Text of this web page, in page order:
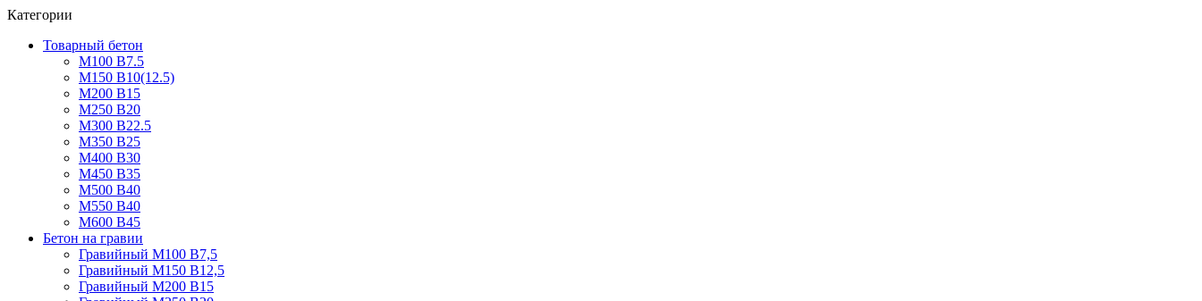
Категории
Товарный бетон
М100 В7.5
М150 В10(12.5)
М200 В15
М250 В20
М300 В22.5
М350 В25
М400 В30
М450 В35
М500 В40
М550 В40
М600 В45
Бетон на гравии
Гравийный М100 В7,5
Гравийный М150 В12,5
Гравийный М200 В15